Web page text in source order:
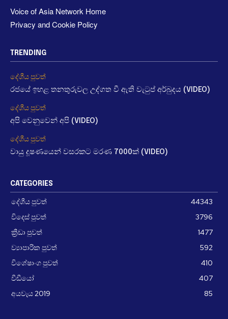
Voice of Asia Network Home
Privacy and Cookie Policy
TRENDING
දේශීය පුවත්
රජයේ ඉහළ තනතුරුවල උද්ගත වී ඇති වැටුප් අර්බුදය (VIDEO)
දේශීය පුවත්
අපි වෙනුවෙන් අපි (VIDEO)
දේශීය පුවත්
වායු දූෂණයෙන් වසරකට මරණ 7000ක් (VIDEO)
CATEGORIES
දේශීය පුවත්
44343
විදෙස් පුවත්
3796
ක්‍රීඩා පුවත්
1477
ව්‍යාපාරික පුවත්
592
විශේෂාංග පුවත්
410
වීඩීයෝ
407
අයවැය 2019
85